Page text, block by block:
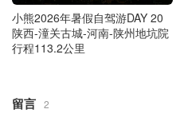
小熊2026年暑假自驾游DAY 20
陕西-潼关古城-河南-陕州地坑院
行程113.2公里
留言 2